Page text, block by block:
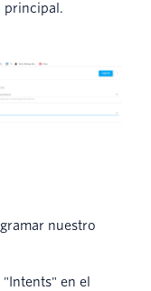
principal.
nuestro
en el